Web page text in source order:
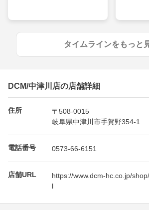
タイムラインをもっと
DCM/中津川店の店舗詳細
住所
〒508-0015
岐阜県中津川市手賀野354-1
電話番号 0573-66-6151
店舗URL
https://www.dcm-hc.co.jp/
l